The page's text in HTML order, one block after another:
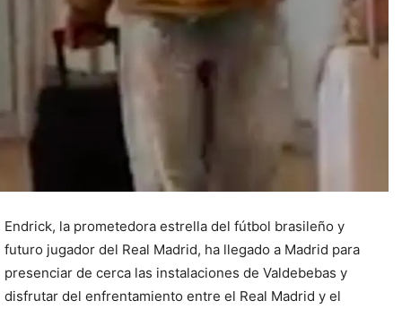
Endrick, la prometedora estrella del fútbol brasileño y
futuro jugador del Real Madrid, ha llegado a Madrid para
presenciar de cerca las instalaciones de Valdebebas y
disfrutar del enfrentamiento entre el Real Madrid y el